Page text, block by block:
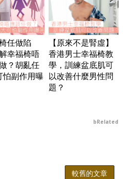
任做陷
幸福椅唔
？胡亂任
怕副作用曝
【原來不是腎虛】
香港男士幸福椅教
學，訓練盆底肌可
以改善什麼男性問
題？
bRelated
較舊的文章